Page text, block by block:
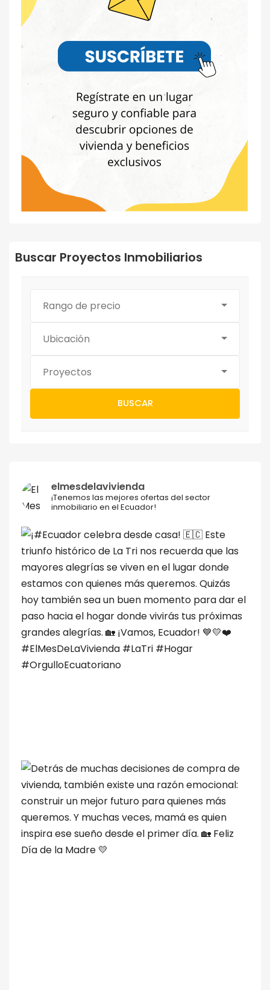
Buscar Proyectos Inmobiliarios
Rango de precio
Ubicación
Proyectos
BUSCAR
elmesdelavivienda
¡Tenemos las mejores ofertas del sector
inmobiliario en el Ecuador!